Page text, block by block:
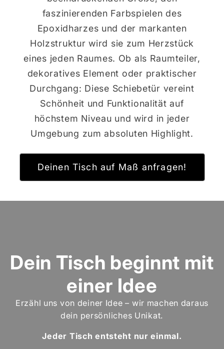
faszinierenden Farbspielen des
Epoxidharzes und der markanten
Holzstruktur wird sie zum Herzstück
eines jeden Raumes. Ob als Raumteiler,
dekoratives Element oder praktischer
Durchgang: Diese Schiebetür vereint
Schönheit und Funktionalität auf
höchstem Niveau und wird in jeder
Umgebung zum absoluten Highlight.
Deinen Tisch auf Maß anfragen!
Dein Tisch beginnt mit
einer Idee
Erzähl uns von deiner Idee – wir machen daraus
dein persönliches Unikat.
Jeder Tisch entsteht nur einmal.